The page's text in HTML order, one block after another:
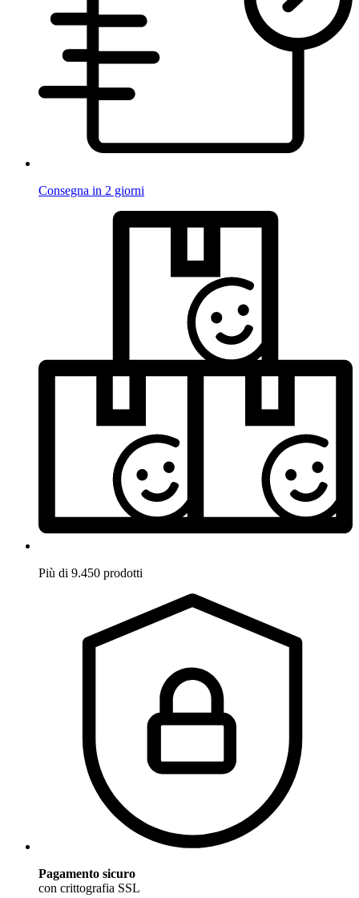
Consegna in 2 giorni
Più di 9.450 prodotti
Pagamento sicuro
con crittografia SSL